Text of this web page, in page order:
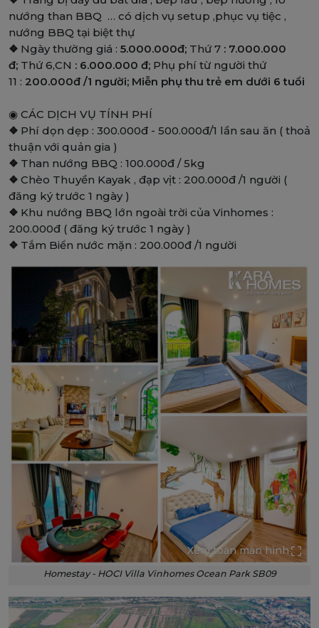
nướng than BBQ … có dịch vụ setup ,phục vụ tiệc ,
nướng BBQ tại biệt thự
❖ Ngày thường giá : 5.000.000đ; Thứ 7 : 7.000.000
đ; Thứ 6,CN : 6.000.000 đ; Phụ phí từ người thứ
11 : 200.000đ /1 người; Miễn phụ thu trẻ em dưới 6 tuổi
◉ CÁC DỊCH VỤ TÍNH PHÍ
❖ Phí dọn dẹp : 300.000đ - 500.000đ/1 lần sau ăn ( thoả
thuận với quản gia )
❖ Than nướng BBQ : 100.000đ / 5kg
❖ Chèo Thuyền Kayak , đạp vịt : 200.000đ /1 người (
đăng ký trước 1 ngày )
❖ Khu nướng BBQ lớn ngoài trời của Vinhomes :
200.000đ ( đăng ký trước 1 ngày )
❖ Tắm Biển nước mặn : 200.000đ /1 người
Xem toàn màn hình
Homestay - HOCI Villa Vinhomes Ocean Park SB09